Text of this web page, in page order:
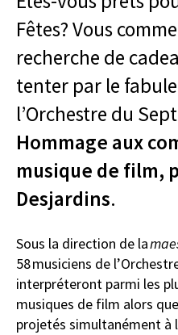
Fêtes? Vous
recherche de
tenter par le
l’Orchestre du
Hommage aux
musique de film,
Desjardins.
Sous la direction de la
58 musiciens de
interpréteront parmi les
musiques de film alors
projetés simultanément à